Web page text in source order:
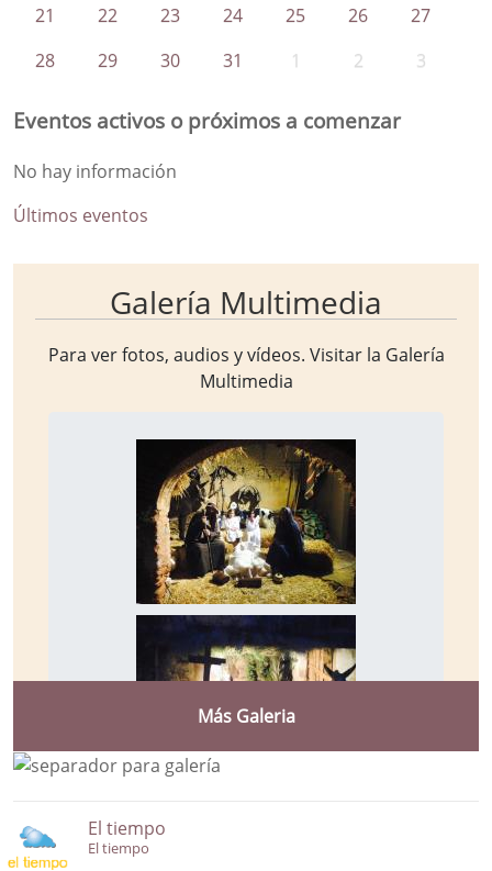
21 22 23 24 25 26
27
28
29 30 31 1 2 3
Eventos activos o próximos a comenzar
No hay información
Últimos eventos
Galería Multimedia
Para ver fotos, audios y vídeos. Visitar la Galería
Multimedia
Más Galeria
El tiempo
El tiempo